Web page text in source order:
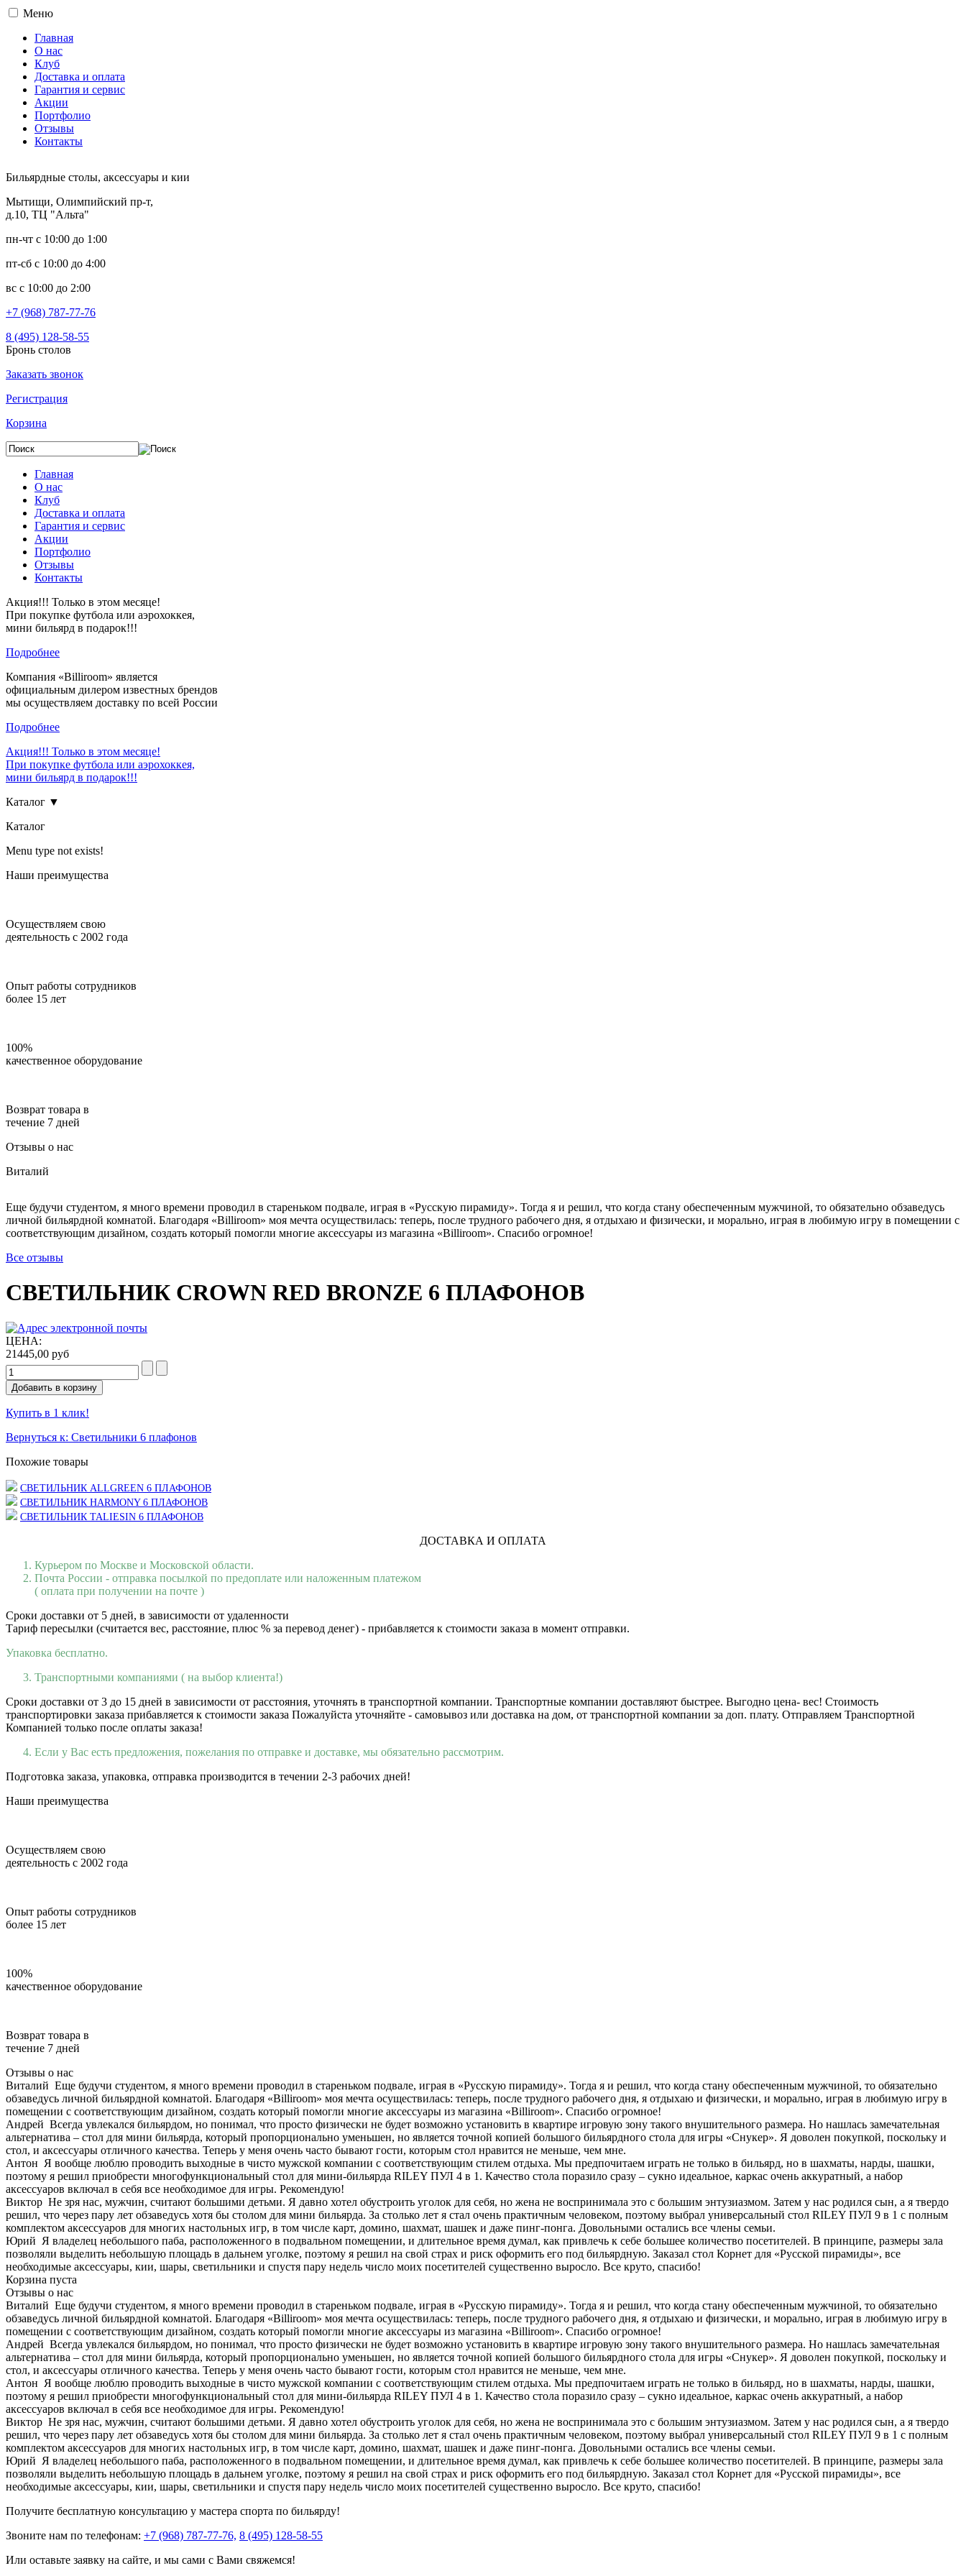
Меню
Главная
О нас
Клуб
Доставка и оплата
Гарантия и сервис
Акции
Портфолио
Отзывы
Контакты
Бильярдные столы, аксессуары и кии
Мытищи, Олимпийский пр-т,
д.10, ТЦ "Альта"
пн-чт с 10:00 до 1:00
пт-сб с 10:00 до 4:00
вс с 10:00 до 2:00
+7 (968) 787-77-76
8 (495) 128-58-55
Бронь столов
Заказать звонок
Регистрация
Корзина
Главная
О нас
Клуб
Доставка и оплата
Гарантия и сервис
Акции
Портфолио
Отзывы
Контакты
Акция!!! Только в этом месяце!
При покупке футбола или аэрохоккея,
мини бильярд в подарок!!!
Подробнее
Компания «Billiroom» является
официальным дилером известных брендов
мы осуществляем доставку по всей России
Подробнее
Акция!!! Только в этом месяце!
При покупке футбола или аэрохоккея,
мини бильярд в подарок!!!
Каталог ▼
Каталог
Menu type not exists!
Наши преимущества
Осуществляем свою
деятельность с 2002 года
Опыт работы сотрудников
более 15 лет
100%
качественное оборудование
Возврат товара в
течение 7 дней
Отзывы о нас
Виталий
Еще будучи студентом, я много времени проводил в стареньком подвале, играя в «Русскую пирамиду». Тогда я и решил, что когда стану обеспеченным мужчиной, то обязательно обзаведусь
личной бильярдной комнатой. Благодаря «Billiroom» моя мечта осуществилась: теперь, после трудного рабочего дня, я отдыхаю и физически, и морально, играя в любимую игру в помещении с
соответствующим дизайном, создать который помогли многие аксессуары из магазина «Billiroom». Спасибо огромное!
Все отзывы
СВЕТИЛЬНИК CROWN RED BRONZE 6 ПЛАФОНОВ
ЦЕНА:
21445,00 руб
Купить в 1 клик!
Вернуться к: Светильники 6 плафонов
Похожие товары
СВЕТИЛЬНИК ALLGREEN 6 ПЛАФОНОВ
СВЕТИЛЬНИК HARMONY 6 ПЛАФОНОВ
СВЕТИЛЬНИК TALIESIN 6 ПЛАФОНОВ
ДОСТАВКА И ОПЛАТА
Курьером по Москве и Московской области.
Почта России - отправка посылкой по предоплате или наложенным платежом
( оплата при получении на почте )
Сроки доставки от 5 дней, в зависимости от удаленности
Тариф пересылки (считается вес, расстояние, плюс % за перевод денег) - прибавляется к стоимости заказа в момент отправки.
Упаковка бесплатно.
Транспортными компаниями ( на выбор клиента!)
Сроки доставки от 3 до 15 дней в зависимости от расстояния, уточнять в транспортной компании. Транспортные компании доставляют быстрее. Выгодно цена- вес! Стоимость
транспортировки заказа прибавляется к стоимости заказа Пожалуйста уточняйте - самовывоз или доставка на дом, от транспортной компании за доп. плату. Отправляем Транспортной
Компанией только после оплаты заказа!
Если у Вас есть предложения, пожелания по отправке и доставке, мы обязательно рассмотрим.
Подготовка заказа, упаковка, отправка производится в течении 2-3 рабочих дней!
Наши преимущества
Осуществляем свою
деятельность с 2002 года
Опыт работы сотрудников
более 15 лет
100%
качественное оборудование
Возврат товара в
течение 7 дней
Отзывы о нас
Виталий Еще будучи студентом, я много времени проводил в стареньком подвале, играя в «Русскую пирамиду». Тогда я и решил, что когда стану обеспеченным мужчиной, то обязательно
обзаведусь личной бильярдной комнатой. Благодаря «Billiroom» моя мечта осуществилась: теперь, после трудного рабочего дня, я отдыхаю и физически, и морально, играя в любимую игру в
помещении с соответствующим дизайном, создать который помогли многие аксессуары из магазина «Billiroom». Спасибо огромное!
Андрей Всегда увлекался бильярдом, но понимал, что просто физически не будет возможно установить в квартире игровую зону такого внушительного размера. Но нашлась замечательная
альтернатива – стол для мини бильярда, который пропорционально уменьшен, но является точной копией большого бильярдного стола для игры «Снукер». Я доволен покупкой, поскольку и
стол, и аксессуары отличного качества. Теперь у меня очень часто бывают гости, которым стол нравится не меньше, чем мне.
Антон Я вообще люблю проводить выходные в чисто мужской компании с соответствующим стилем отдыха. Мы предпочитаем играть не только в бильярд, но в шахматы, нарды, шашки,
поэтому я решил приобрести многофункциональный стол для мини-бильярда RILEY ПУЛ 4 в 1. Качество стола поразило сразу – сукно идеальное, каркас очень аккуратный, а набор
аксессуаров включал в себя все необходимое для игры. Рекомендую!
Виктор Не зря нас, мужчин, считают большими детьми. Я давно хотел обустроить уголок для себя, но жена не воспринимала это с большим энтузиазмом. Затем у нас родился сын, а я твердо
решил, что через пару лет обзаведусь хотя бы столом для мини бильярда. За столько лет я стал очень практичным человеком, поэтому выбрал универсальный стол RILEY ПУЛ 9 в 1 с полным
комплектом аксессуаров для многих настольных игр, в том числе карт, домино, шахмат, шашек и даже пинг-понга. Довольными остались все члены семьи.
Юрий Я владелец небольшого паба, расположенного в подвальном помещении, и длительное время думал, как привлечь к себе большее количество посетителей. В принципе, размеры зала
позволяли выделить небольшую площадь в дальнем уголке, поэтому я решил на свой страх и риск оформить его под бильярдную. Заказал стол Корнет для «Русской пирамиды», все
необходимые аксессуары, кии, шары, светильники и спустя пару недель число моих посетителей существенно выросло. Все круто, спасибо!
Корзина пуста
Отзывы о нас
Виталий Еще будучи студентом, я много времени проводил в стареньком подвале, играя в «Русскую пирамиду». Тогда я и решил, что когда стану обеспеченным мужчиной, то обязательно
обзаведусь личной бильярдной комнатой. Благодаря «Billiroom» моя мечта осуществилась: теперь, после трудного рабочего дня, я отдыхаю и физически, и морально, играя в любимую игру в
помещении с соответствующим дизайном, создать который помогли многие аксессуары из магазина «Billiroom». Спасибо огромное!
Андрей Всегда увлекался бильярдом, но понимал, что просто физически не будет возможно установить в квартире игровую зону такого внушительного размера. Но нашлась замечательная
альтернатива – стол для мини бильярда, который пропорционально уменьшен, но является точной копией большого бильярдного стола для игры «Снукер». Я доволен покупкой, поскольку и
стол, и аксессуары отличного качества. Теперь у меня очень часто бывают гости, которым стол нравится не меньше, чем мне.
Антон Я вообще люблю проводить выходные в чисто мужской компании с соответствующим стилем отдыха. Мы предпочитаем играть не только в бильярд, но в шахматы, нарды, шашки,
поэтому я решил приобрести многофункциональный стол для мини-бильярда RILEY ПУЛ 4 в 1. Качество стола поразило сразу – сукно идеальное, каркас очень аккуратный, а набор
аксессуаров включал в себя все необходимое для игры. Рекомендую!
Виктор Не зря нас, мужчин, считают большими детьми. Я давно хотел обустроить уголок для себя, но жена не воспринимала это с большим энтузиазмом. Затем у нас родился сын, а я твердо
решил, что через пару лет обзаведусь хотя бы столом для мини бильярда. За столько лет я стал очень практичным человеком, поэтому выбрал универсальный стол RILEY ПУЛ 9 в 1 с полным
комплектом аксессуаров для многих настольных игр, в том числе карт, домино, шахмат, шашек и даже пинг-понга. Довольными остались все члены семьи.
Юрий Я владелец небольшого паба, расположенного в подвальном помещении, и длительное время думал, как привлечь к себе большее количество посетителей. В принципе, размеры зала
позволяли выделить небольшую площадь в дальнем уголке, поэтому я решил на свой страх и риск оформить его под бильярдную. Заказал стол Корнет для «Русской пирамиды», все
необходимые аксессуары, кии, шары, светильники и спустя пару недель число моих посетителей существенно выросло. Все круто, спасибо!
Получите бесплатную консультацию у мастера спорта по бильярду!
Звоните нам по телефонам: +7 (968) 787-77-76, 8 (495) 128-58-55
Или оставьте заявку на сайте, и мы сами с Вами свяжемся!